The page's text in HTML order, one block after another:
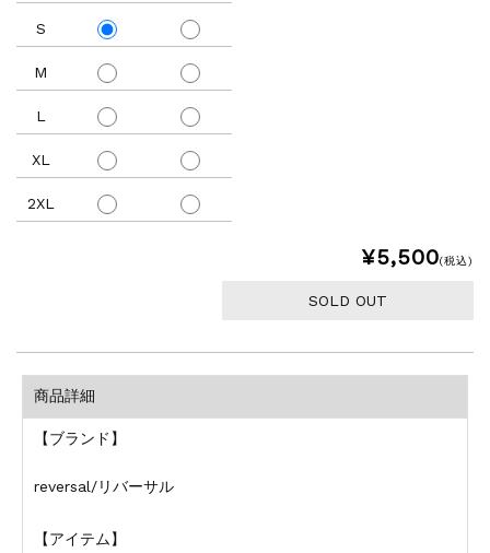
S
M
L
XL
2XL
¥5,500(税込)
SOLD OUT
商品詳細
【ブランド】
reversal/リバーサル
【アイテム】